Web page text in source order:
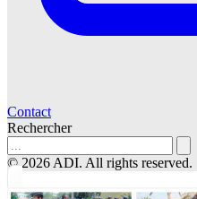
Contact
Rechercher
© 2026 ADI. All rights reserved.